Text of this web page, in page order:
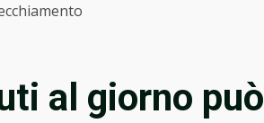
al giorno può